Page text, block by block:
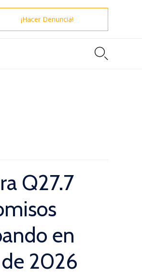
¡Hacer Denuncia!

Q27.7
en
2026